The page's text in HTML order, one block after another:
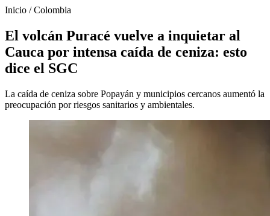
Inicio /Colombia
El volcán Puracé vuelve a inquietar al
Cauca por intensa caída de ceniza: esto
dice el SGC
La caída de ceniza sobre Popayán y municipios cercanos aumentó la
preocupación por riesgos sanitarios y ambientales.